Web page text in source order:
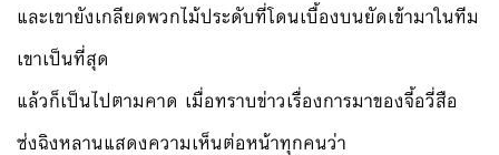
และเขายังเกลียดพวกไม้ประดับที่โดนเบื้องบนยัดเข้ามาในทีม
เขาเป็นที่สุด
แล้วก็เป็นไปตามคาด เมื่อทราบข่าวเรื่องการมาของจี้อวี่สือ
ซ่งฉิงหลานแสดงความเห็นต่อหน้าทุกคนว่า